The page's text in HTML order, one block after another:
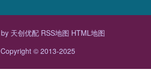
天创优配 RSS地图 HTML地图
Copyright © 2013-2025